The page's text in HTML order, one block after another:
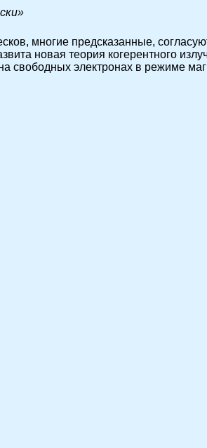
многие предсказанные,
новая теория когерентного
свободных электронах в режиме